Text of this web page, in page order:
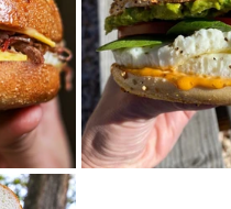
맛집/여행지 Brawley-
맛집/여행지 Buena